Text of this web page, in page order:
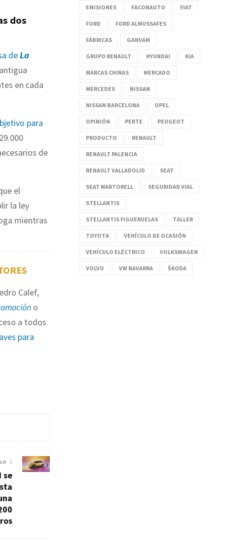
dos
deLa
en cada
para
de
el
la ley
mientras
Calef,
o
a todos
para
se
EMISIONES FACONAUTO FIAT
FORD FORD ALMUSSAFES
FÁBRICAS GANVAM
GRUPO RENAULT HYUNDAI KIA
MARCAS CHINAS MERCADO
MERCEDES NISSAN
NISSAN BARCELONA OPEL
OPINIÓN PERTE PEUGEOT
PRODUCTO RENAULT
RENAULT PALENCIA
RENAULT VALLADOLID SEAT
SEAT MARTORELL SEGURIDAD VIAL
STELLANTIS
STELLANTIS FIGUERUELAS TALLER
TOYOTA VEHÍCULO DE OCASIÓN
VEHÍCULO ELÉCTRICO VOLKSWAGEN
VOLVO VW NAVARRA ŠKODA